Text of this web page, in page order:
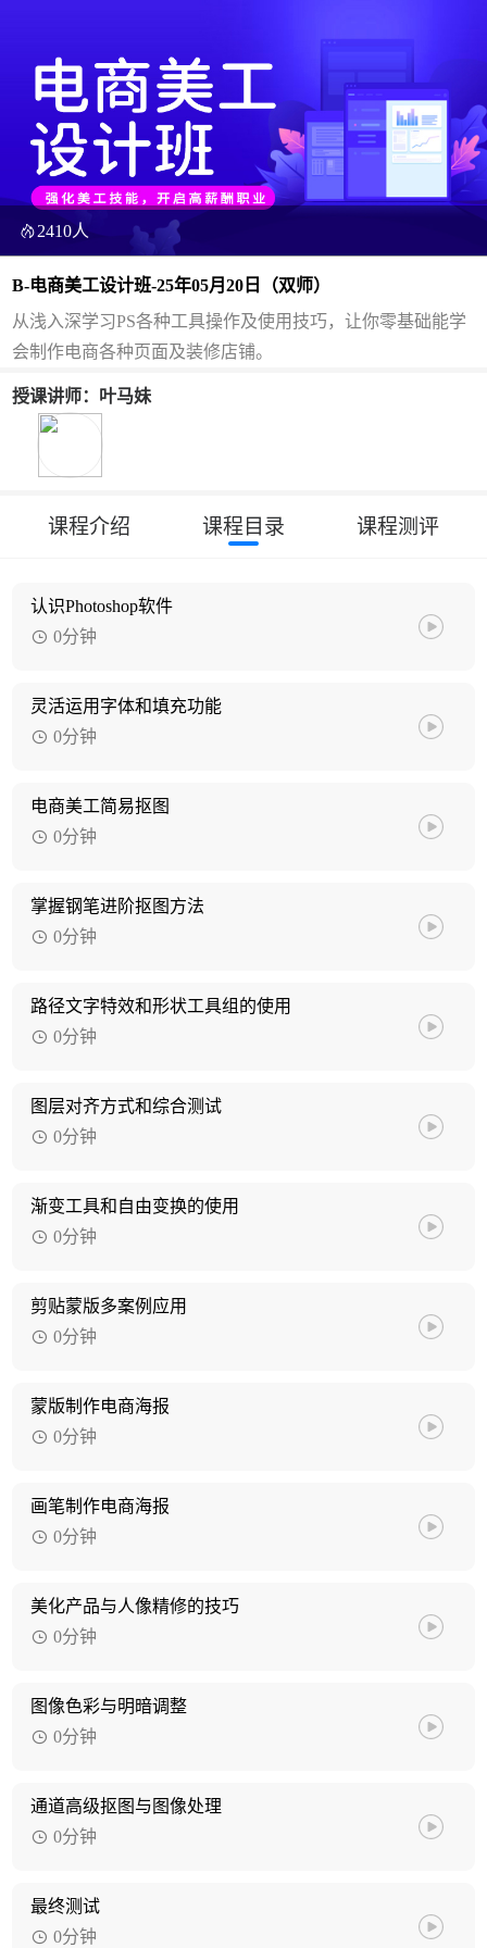
2410人
B-电商美工设计班-25年05月20日（双师）
从浅入深学习PS各种工具操作及使用技巧，让你零基础能学
会制作电商各种页面及装修店铺。
授课讲师：叶马妹
课程介绍 课程目录 课程测评
认识Photoshop软件
0分钟
灵活运用字体和填充功能
0分钟
电商美工简易抠图
0分钟
掌握钢笔进阶抠图方法
0分钟
路径文字特效和形状工具组的使用
0分钟
图层对齐方式和综合测试
0分钟
渐变工具和自由变换的使用
0分钟
剪贴蒙版多案例应用
0分钟
蒙版制作电商海报
0分钟
画笔制作电商海报
0分钟
美化产品与人像精修的技巧
0分钟
图像色彩与明暗调整
0分钟
通道高级抠图与图像处理
0分钟
最终测试
0分钟